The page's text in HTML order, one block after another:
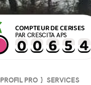
COMPTEUR DE CERISES
PAR CRESCITA APS
PROFIL PRO } SERVICES